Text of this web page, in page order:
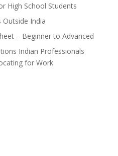
High School Students
Outside India
– Beginner to Advanced
Indian Professionals
for Work